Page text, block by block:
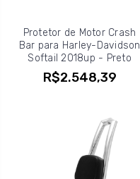
Protetor de Motor Crash
Bar para Harley-Davidson
Softail 2018up - Preto
R$2.548,39